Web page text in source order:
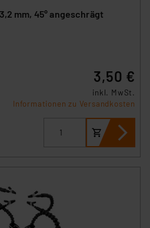
mm, 45° angeschrägt
3,50 €
inkl. MwSt.
Informationen zu Versandkosten